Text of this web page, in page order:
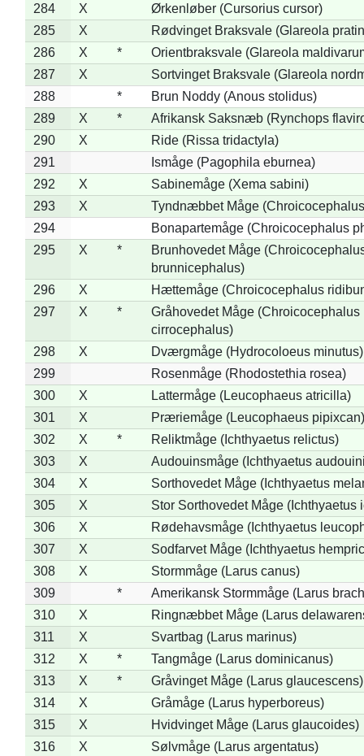
284
X
Ørkenløber (Cursorius cursor)
285
X
Rødvinget Braksvale (Glareola
286
X *
Orientbraksvale (Glareola
287
X
Sortvinget Braksvale (Glareola
288
*
Brun Noddy (Anous stolidus)
289
X *
Afrikansk Saksnæb (Rynchops
290
X
Ride (Rissa tridactyla)
291
Ismåge (Pagophila eburnea)
292
X
Sabinemåge (Xema sabini)
293
X
Tyndnæbbet Måge
294
Bonapartemåge (Chroicocephalus
295
X *
Brunhovedet Måge
brunnicephalus)
296
X
Hættemåge (Chroicocephalus
297
X *
Gråhovedet Måge (Chroicocephalus
cirrocephalus)
298
X
Dværgmåge (Hydrocoloeus minutus)
299
Rosenmåge (Rhodostethia rosea)
300
X
Lattermåge (Leucophaeus atricilla)
301
X
Præriemåge (Leucophaeus pipixcan)
302
X *
Reliktmåge (Ichthyaetus relictus)
303
X
Audouinsmåge (Ichthyaetus
304
X
Sorthovedet Måge (Ichthyaetus
305
X
Stor Sorthovedet Måge (Ichthyaetus
306
X
Rødehavsmåge (Ichthyaetus
307
X
Sodfarvet Måge (Ichthyaetus
308
X
Stormmåge (Larus canus)
309
*
Amerikansk Stormmåge (Larus
310
X
Ringnæbbet Måge (Larus
311
X
Svartbag (Larus marinus)
312
X *
Tangmåge (Larus dominicanus)
313
X *
Gråvinget Måge (Larus glaucescens)
314
X
Gråmåge (Larus hyperboreus)
315
X
Hvidvinget Måge (Larus glaucoides)
316
X
Sølvmåge (Larus argentatus)